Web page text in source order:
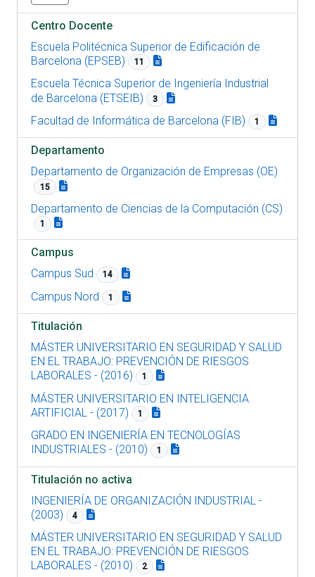
Centro Docente
Escuela Politécnica Superior de Edificación de
Barcelona (EPSEB)
11
Escuela Técnica Superior de Ingeniería Industrial
de Barcelona (ETSEIB)
3
Facultad de Informática de Barcelona (FIB) 1
Departamento
Departamento de Organización de Empresas (OE)
15
Departamento de Ciencias de la Computación (CS)
1
Campus
Campus Sud
14
Campus Nord 1
Titulación
MÁSTER UNIVERSITARIO EN SEGURIDAD Y SALUD
EN EL TRABAJO: PREVENCIÓN DE RIESGOS
LABORALES - (2016)
1
MÁSTER UNIVERSITARIO EN INTELIGENCIA
ARTIFICIAL - (2017)
1
GRADO EN INGENIERÍA EN TECNOLOGÍAS
INDUSTRIALES - (2010)
1
Titulación no activa
INGENIERÍA DE ORGANIZACIÓN INDUSTRIAL -
(2003)
4
MÁSTER UNIVERSITARIO EN SEGURIDAD Y SALUD
EN EL TRABAJO: PREVENCIÓN DE RIESGOS
LABORALES - (2010)
2